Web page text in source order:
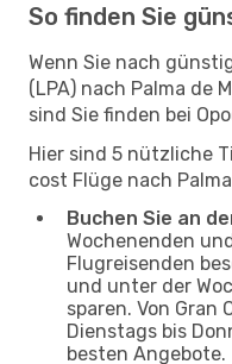
So finden Sie
Wenn Sie nach
(LPA) nach Palma de
sind Sie finden bei
Hier sind 5 nützliche
cost Flüge nach
Buchen Sie an
Wochenenden
Flugreisenden
und unter der
sparen. Von Gran
Dienstags bis
besten Angebote.